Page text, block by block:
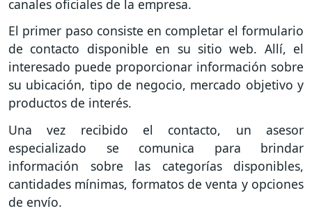
canales oficiales de la empresa.
El primer paso consiste en completar el formulario
de contacto disponible en su sitio web. Allí, el
interesado puede proporcionar información sobre
su ubicación, tipo de negocio, mercado objetivo y
productos de interés.
Una vez recibido el contacto, un asesor
especializado se comunica para brindar
información sobre las categorías disponibles,
cantidades mínimas, formatos de venta y opciones
de envío.